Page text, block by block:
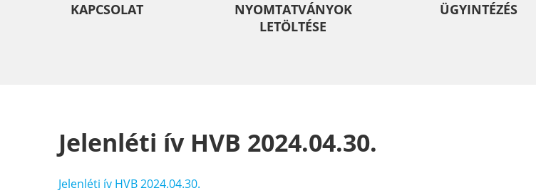
KAPCSOLAT
NYOMTATVÁNYOK
LETÖLTÉSE
ÜGYINTÉZÉS
Jelenléti ív HVB 2024.04.30.
Jelenléti ív HVB 2024.04.30.